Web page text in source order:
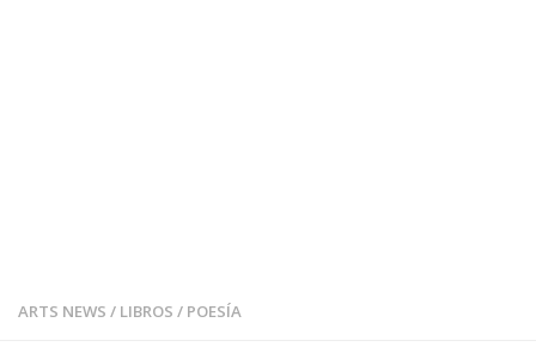
ARTS NEWS / LIBROS / POESÍA